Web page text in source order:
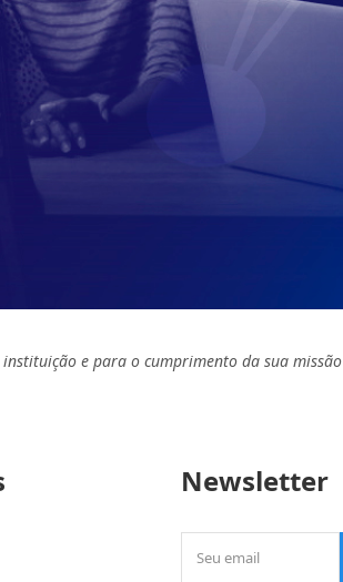
e para o cumprimento da sua
Newsletter
email